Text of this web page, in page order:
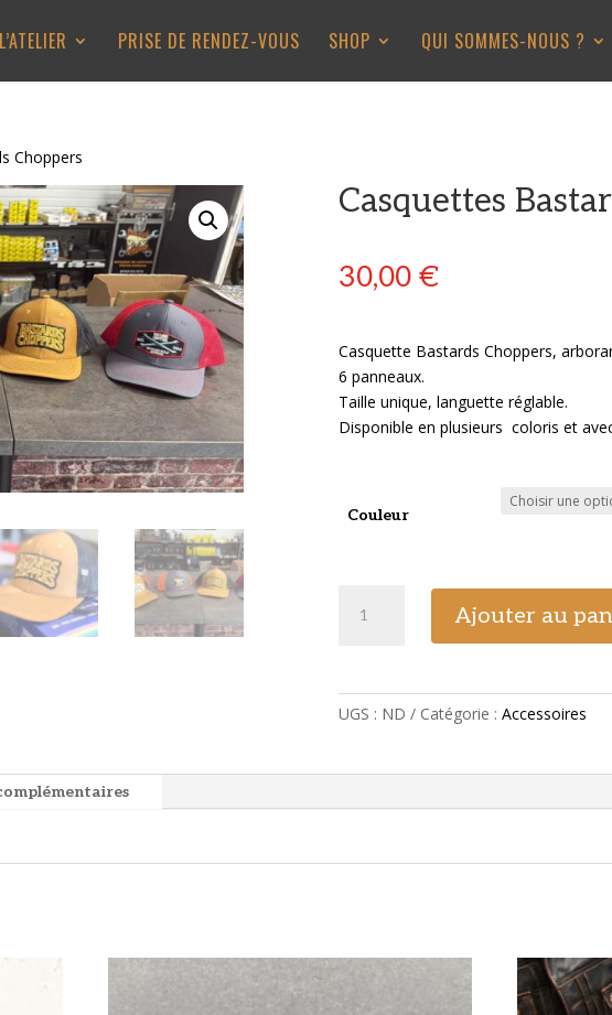
L’ATELIER PRISE DE RENDEZ-VOUS SHOP QUI SOMMES-NOUS ?
Choppers
Casquettes
30,00 €
Casquette Bastards Choppers,
6 panneaux.
Taille unique, languette réglable.
Disponible en plusieurs coloris et
Couleur
Choppers
Ajouter au
UGS : ND Catégorie : Accessoires